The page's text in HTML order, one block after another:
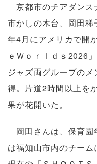
京都市のチアダンス
市かしの木台、岡田
年4月にアメリカで開
ｅＷｏｒｌｄｓ2026
ジャズ両グループの
得。片道2時間以上を
果が花開いた。
岡田さんは、保育園
は福知山市内のチー